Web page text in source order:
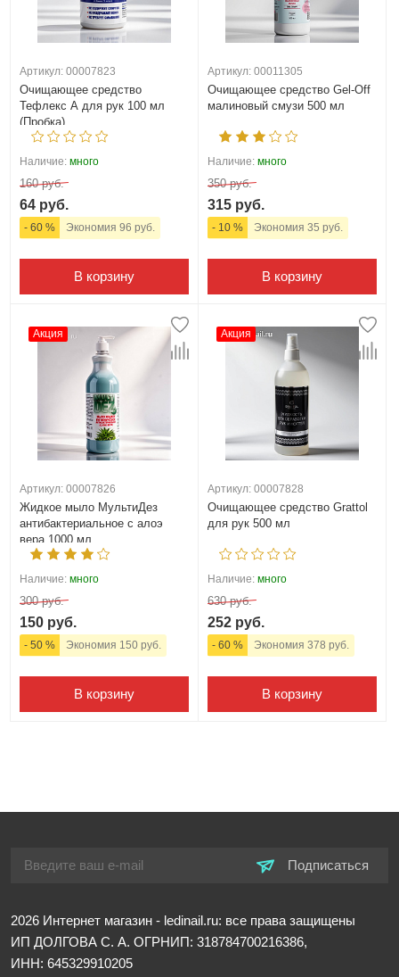
Артикул: 00007823
Очищающее средство
Тефлекс А для рук 100 мл
(Пробка)
Наличие: много
160 руб.
64 руб.
- 60 % Экономия 96 руб.
В корзину
Артикул: 00011305
Очищающее средство Gel-Off
малиновый смузи 500 мл
Наличие: много
350 руб.
315 руб.
- 10 % Экономия 35 руб.
В корзину
Акция
Артикул: 00007826
Жидкое мыло МультиДез
антибактериальное с алоэ
вера 1000 мл
Наличие: много
300 руб.
150 руб.
- 50 % Экономия 150 руб.
В корзину
Акция
Артикул: 00007828
Очищающее средство Grattol
для рук 500 мл
Наличие: много
630 руб.
252 руб.
- 60 % Экономия 378 руб.
В корзину
Подписаться
2026 Интернет магазин - ledinail.ru: все права защищены
ИП ДОЛГОВА С. А. ОГРНИП: 318784700216386,
ИНН: 645329910205